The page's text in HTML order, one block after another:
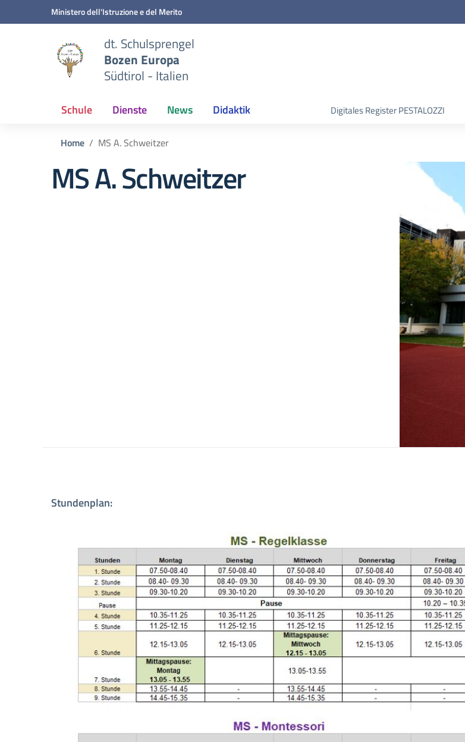
Zum Inhalt springen
Zum Navigationsmenü springen
Zur Fußzeile springenMinistero dell'Istruzione e del Merito
dt. Schulsprengel
Bozen Europa
Südtirol - Italien
Schule Dienste News Didaktik Digitales Register PESTALOZZI
Home MS A. Schweitzer
MS A. Schweitzer
Stundenplan: